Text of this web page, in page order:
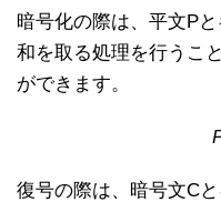
暗号化の際は、平文P
和を取る処理を行うこ
ができます。
復号の際は、暗号文C